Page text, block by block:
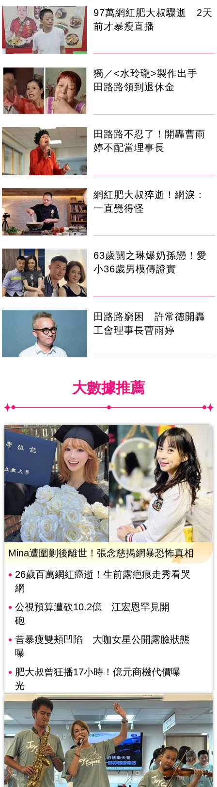
97萬網紅肥大叔驟逝 2天
前才暴瘦直播
獨／<水玲瓏>製作出手
田路路領到退休金
田路路不忍了！開轟曹雨
婷不配當理事長
網紅肥大叔猝逝！網淚：
一直覺得怪
63歲關之琳爆奶孫戀！愛
小36歲男模傳證實
田路路窮困 許常德開轟
工會理事長曹雨婷
大數據推薦
Mina遭圍剿後離世！張念慈揭網暴恐怖真相
26歲百萬網紅癌逝！生前露疤痕走秀看哭
網
公視預算遭砍10.2億 江宏恩罕見開
砲
昔暴瘦雙頰凹陷 大咖女星公開露臉狀態
曝
肥大叔曾狂播17小時！億元商機代價曝
光